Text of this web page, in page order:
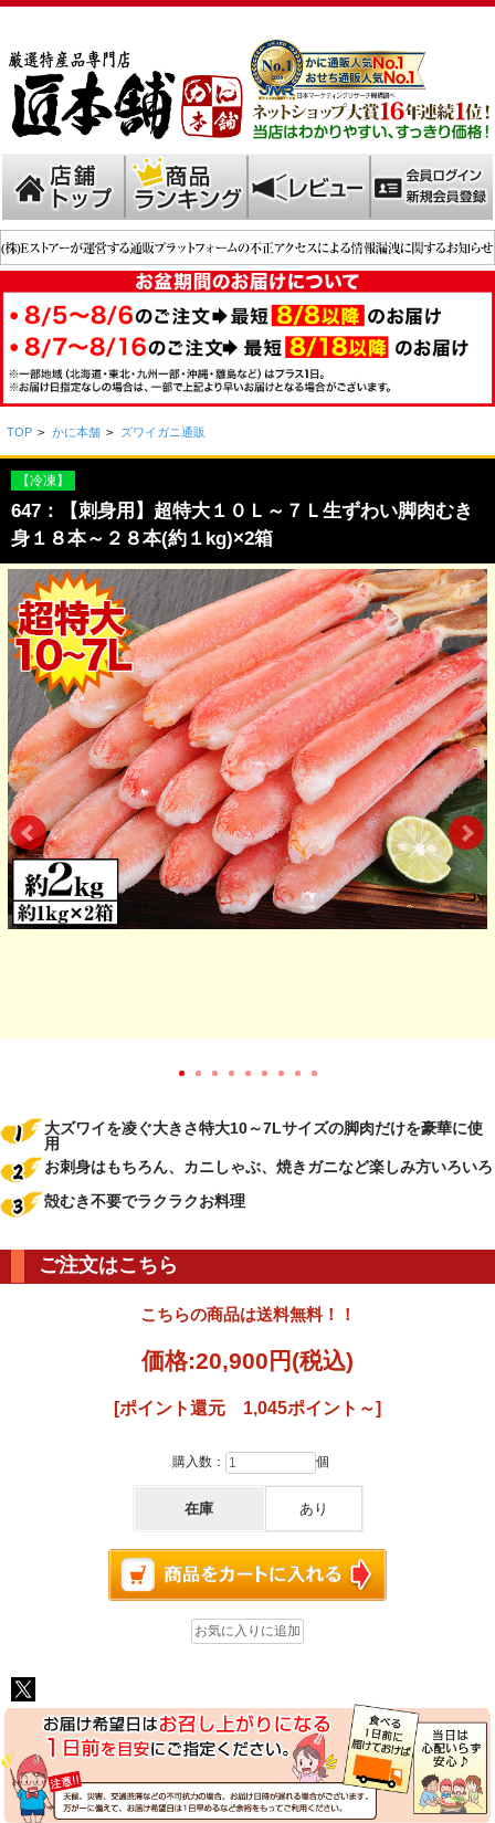
TOP > かに本舗 > ズワイガニ通販
【冷凍】
647：【刺身用】超特大１０Ｌ～７Ｌ生ずわい脚肉むき
身１８本～２８本(約１kg)×2箱
大ズワイを凌ぐ大きさ特大10～7Lサイズの脚肉だけを豪華に使
用
お刺身はもちろん、カニしゃぶ、焼きガニなど楽しみ方いろいろ
殻むき不要でラクラクお料理
ご注文はこちら
こちらの商品は送料無料！！
価格:20,900円 (税込)
[ポイント還元 1,045ポイント～]
購入数： 個
在庫 あり